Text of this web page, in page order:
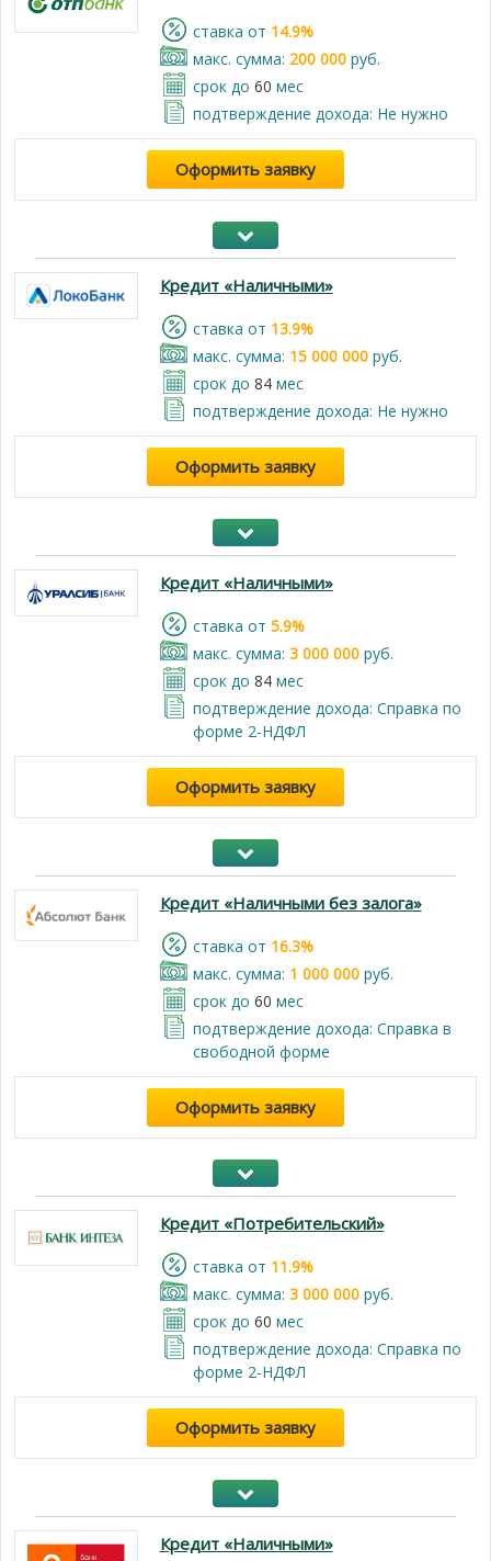
cтавка от 14.9%
макс. сумма: 200 000руб.
срок до 60 мес
подтверждение дохода: Не нужно
Оформить заявку
Кредит «Наличными»
cтавка от 13.9%
макс. сумма: 15 000 000руб.
срок до 84мес
подтверждение дохода: Не нужно
Оформить заявку
Кредит «Наличными»
cтавка от 5.9%
макс. сумма: 3 000 000руб.
срок до 84мес
подтверждение дохода: Справка по
форме 2-НДФЛ
Оформить заявку
Кредит «Наличными без залога»
cтавка от 16.3%
макс. сумма: 1 000 000руб.
срок до 60 мес
подтверждение дохода: Cправка в
свободной форме
Оформить заявку
Кредит «Потребительский»
cтавка от 11.9%
макс. сумма: 3 000 000руб.
срок до 60 мес
подтверждение дохода: Справка по
форме 2-НДФЛ
Оформить заявку
Кредит «Наличными»